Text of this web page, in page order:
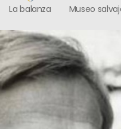
La balanza Museo